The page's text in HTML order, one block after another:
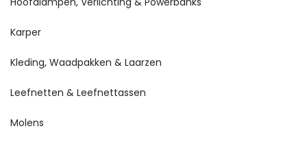
Karper
Kleding, Waadpakken & Laarzen
Leefnetten & Leefnettassen
Molens